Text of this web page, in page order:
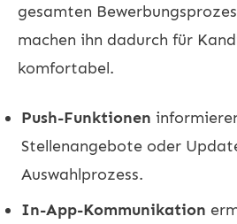
gesamten
machen ihn dadurch für
komfortabel.
Push-Funktionen
Stellenangebote oder
Auswahlprozess.
In-App-Kommunikation